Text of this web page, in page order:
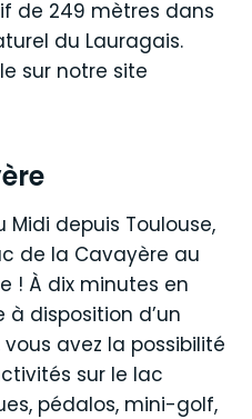
de 249 mètres dans
du Lauragais.
sur notre site
Midi depuis Toulouse,
de la Cavayère au
! À dix minutes en
disposition d’un
avez la possibilité
sur le lac
pédalos, mini-golf,